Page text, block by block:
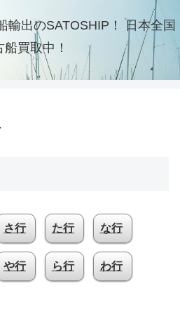
輸出のSATOSHIP！ 日本全国
船買取中！
さ行 た行 な行
や行 ら行 わ行